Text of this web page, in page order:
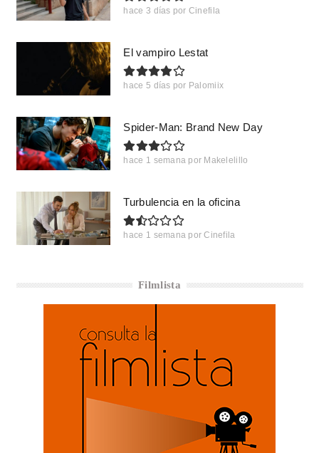
hace 3 días por Cinefila
El vampiro Lestat
hace 5 días por Palomiix
Spider-Man: Brand New Day
hace 1 semana por Makelelillo
Turbulencia en la oficina
hace 1 semana por Cinefila
Filmlista